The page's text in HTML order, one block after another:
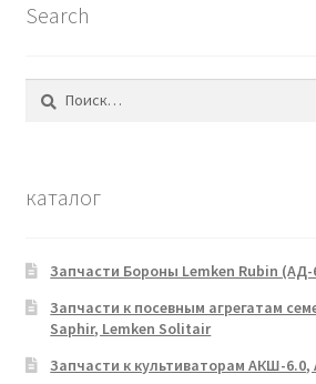
Search
Найти:
каталог
Запчасти Бороны Lemken Rubin (АД-
Запчасти к посевным агрегатам
Saphir, Lemken Solitair
Запчасти к культиваторам АКШ-